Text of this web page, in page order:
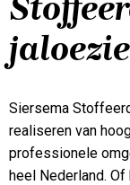
Siersema
realiseren van
professionele
heel Nederland.